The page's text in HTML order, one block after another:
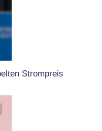
Strompreis